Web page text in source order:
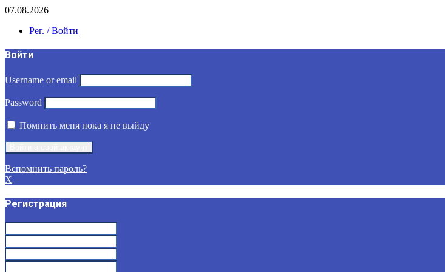
07.08.2026
Рег. / Войти
Войти
Username or email
Password
Помнить меня пока я не выйду
Вспомнить пароль?
X
Регистрация